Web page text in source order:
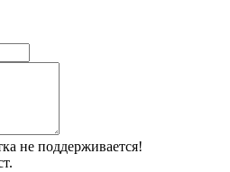
не поддерживается!